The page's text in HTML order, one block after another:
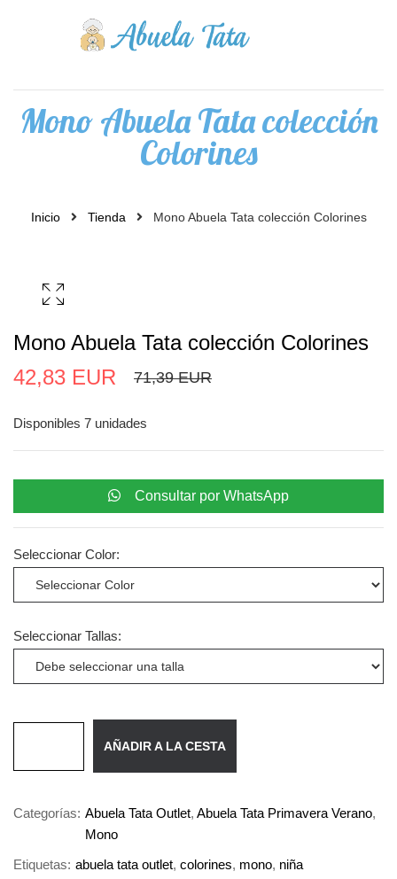
Mono Abuela Tata colección
Colorines
Inicio Tienda Mono Abuela Tata colección Colorines
Mono Abuela Tata colección Colorines
42,83 EUR
71,39 EUR
Disponibles 7 unidades
Consultar por WhatsApp
Seleccionar Color:
Seleccionar Tallas:
AÑADIR A LA CESTA
Categorías: Abuela Tata Outlet, Abuela Tata Primavera Verano,
Mono
Etiquetas: abuela tata outlet, colorines, mono, niña